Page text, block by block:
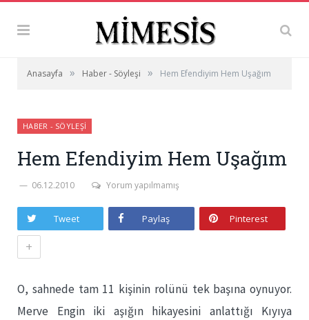
Anasayfa » Haber - Söyleşi » Hem Efendiyim Hem Uşağım
HABER - SÖYLEŞI
Hem Efendiyim Hem Uşağım
06.12.2010 Yorum yapılmamış
Tweet Paylaş Pinterest
+
O, sahnede tam 11 kişinin rolünü tek başına oynuyor.
Merve Engin iki aşığın hikayesini anlattığı Kıyıya